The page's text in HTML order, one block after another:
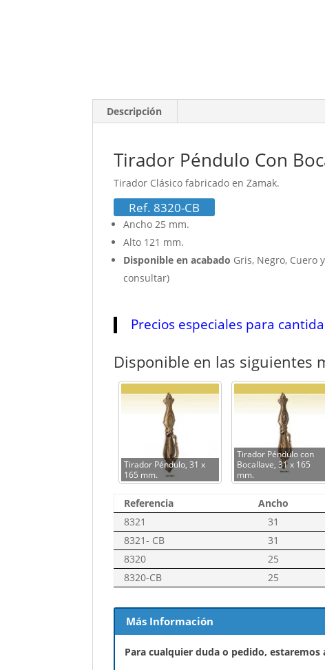
Descripción
Tirador Péndulo Con
Tirador Clásico fabricado en Zamak.
Ref. 8320-CB
Ancho 25 mm.
Alto 121 mm.
Disponible en acabado Gris, Negro, Cuero
consultar)
Precios especiales para
Disponible en las siguientes
Tirador Péndulo, 31 x
165 mm.
Tirador Péndulo con
Bocallave, 31 x 165
mm.
Referencia Ancho
8321
31
8321- CB
31
8320
25
8320-CB
25
Más Información
Para cualquier duda o pedido,